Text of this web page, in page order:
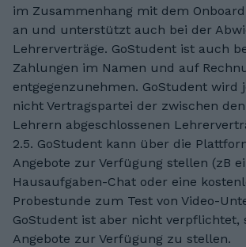
im Zusammenhang mit dem
an und unterstützt auch bei der
Lehrerverträge. GoStudent ist auch
Zahlungen im Namen und auf
entgegenzunehmen. GoStudent wird
nicht Vertragspartei der zwischen
Lehrern abgeschlossenen
2.5. GoStudent kann über die
Angebote zur Verfügung stellen (zB
Hausaufgaben-Chat oder eine
Probestunde zum Test von Video-
GoStudent ist aber nicht verpflichtet,
Angebote zur Verfügung zu stellen.